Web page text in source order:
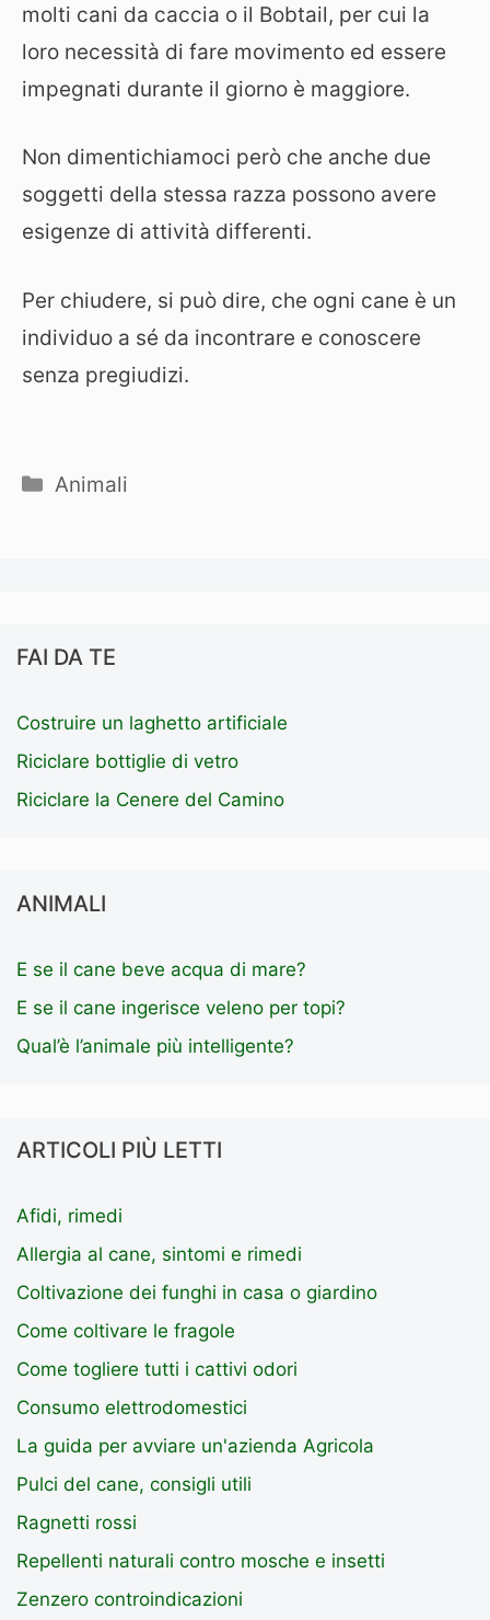
molti cani da caccia o il Bobtail, per cui la
loro necessità di fare movimento ed essere
impegnati durante il giorno è maggiore.
Non dimentichiamoci però che anche due
soggetti della stessa razza possono avere
esigenze di attività differenti.
Per chiudere, si può dire, che ogni cane è un
individuo a sé da incontrare e conoscere
senza pregiudizi.
Categorie
Animali
FAI DA TE
Costruire un laghetto artificiale
Riciclare bottiglie di vetro
Riciclare la Cenere del Camino
ANIMALI
E se il cane beve acqua di mare?
E se il cane ingerisce veleno per topi?
Qual’è l’animale più intelligente?
ARTICOLI PIÙ LETTI
Afidi, rimedi
Allergia al cane, sintomi e rimedi
Coltivazione dei funghi in casa o giardino
Come coltivare le fragole
Come togliere tutti i cattivi odori
Consumo elettrodomestici
La guida per avviare un'azienda Agricola
Pulci del cane, consigli utili
Ragnetti rossi
Repellenti naturali contro mosche e insetti
Zenzero controindicazioni